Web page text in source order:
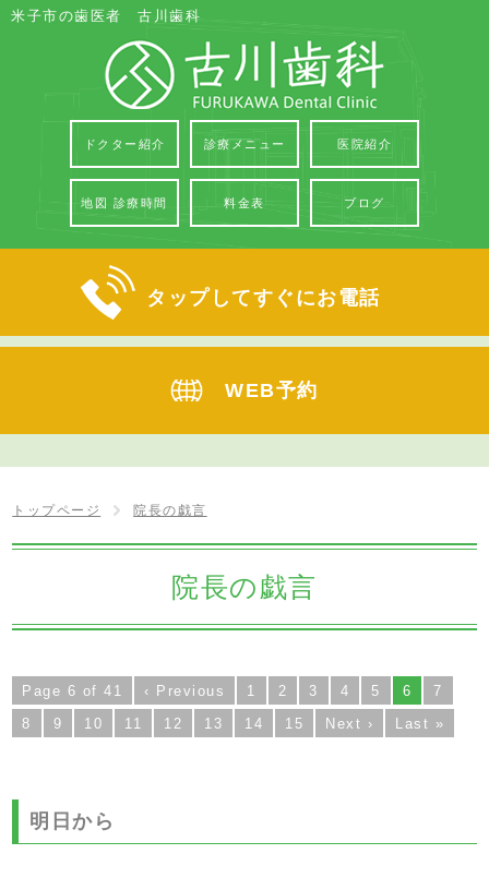
米子市の歯医者 古川歯科
ドクター紹介 診療メニュー 医院紹介
地図 診療時間 料金表 ブログ
タップしてすぐにお電話
WEB予約
トップページ 院長の戯言
院長の戯言
Page 6 of 41 ‹ Previous 1 2 3 4 5 6
7
8
9 10 11 12 13 14 15 Next › Last »
明日から